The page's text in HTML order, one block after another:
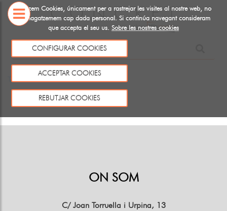
Utiltizem Cookies, únicament per a rastrejar les visites al nostre web, no
emmagatzemem cap dada personal. Si continúa navegant consideram
que accepta el seu us. Sobre les nostres cookies
CONFIGURAR COOKIES
ACCEPTAR COOKIES
REBUTJAR COOKIES
SOBRE
Aquest producte no existeix o no està a la venda
Tornar
ON SOM
C/ Joan Torruella i Urpina, 13